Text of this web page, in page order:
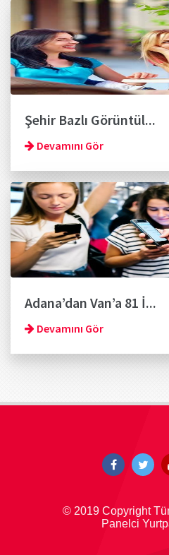
Şehir Bazlı Görüntül...
Devamını Gör
Adana’dan Van’a 81 İ...
Devamını Gör
© 2019 Copyright
Panelci